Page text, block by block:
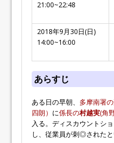
21:00~22:48
2018年9月30日(日)
14:00~16:00
あらすじ
ある日の早朝、 多摩南署
四朗） に係長の村越実(角
入る。ディスカウントシ
し、従業員が刺◎されたと